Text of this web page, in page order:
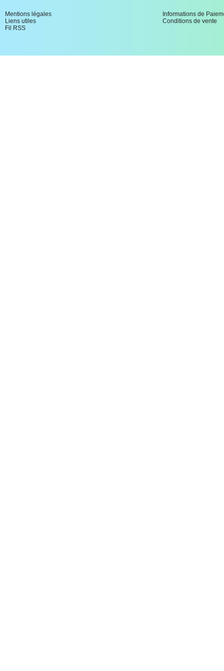
Mentions légales
Liens utiles
Fil RSS
Informations de
Conditions de vente